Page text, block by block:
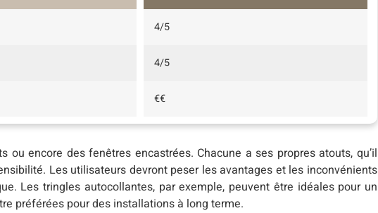
4/5
4/5
€€
encore des fenêtres encastrées. Chacune a ses propres atouts, qu’il
Les utilisateurs devront peser les avantages et les inconvénients
Les tringles autocollantes, par exemple, peuvent être idéales pour un
préférées pour des installations à long terme.